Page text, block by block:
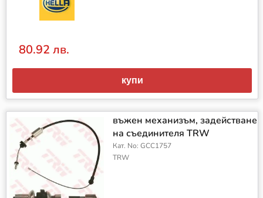
80.92 лв.
купи
въжен механизъм, задействане
на съединителя TRW
Кат. No: GCC1757
TRW